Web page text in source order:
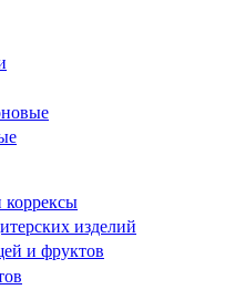
коррексы
изделий
и фруктов